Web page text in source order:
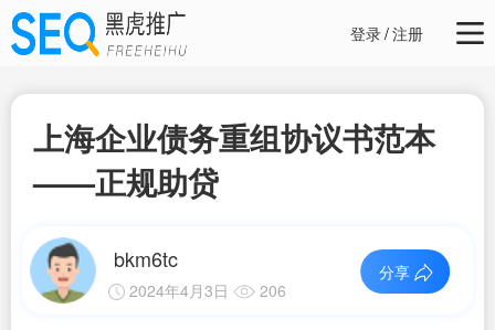
登录/注册
上海企业债务重组协议书范本
——正规助贷
bkm6tc
2024年4月3日 206
分享